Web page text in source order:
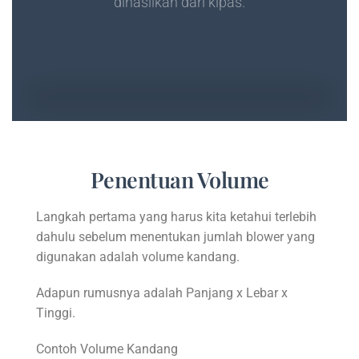
Penentuan Volume
Langkah pertama yang harus kita ketahui terlebih
dahulu sebelum menentukan jumlah blower yang
digunakan adalah volume kandang.
Adapun rumusnya adalah Panjang x Lebar x
Tinggi.
Contoh Volume Kandang